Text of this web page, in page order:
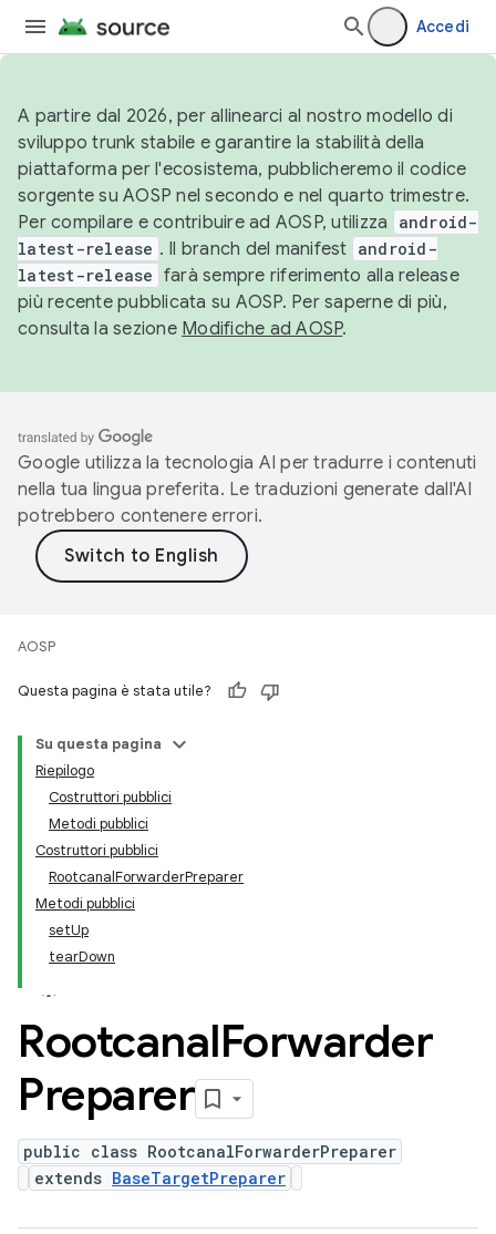
Accedi
A partire dal 2026, per allinearci al nostro modello di
sviluppo trunk stabile e garantire la stabilità della
piattaforma per l'ecosistema, pubblicheremo il codice
sorgente su AOSP nel secondo e nel quarto trimestre.
Per compilare e contribuire ad AOSP, utilizza
android-
latest-release . Il branch del manifest android-
latest-release farà sempre riferimento alla release
più recente pubblicata su AOSP. Per saperne di più,
consulta la sezione Modifiche ad AOSP.
Google utilizza la tecnologia AI per tradurre i contenuti
nella tua lingua preferita. Le traduzioni generate dall'AI
potrebbero contenere errori.
AOSP
Questa pagina è stata utile?
Su questa pagina
Riepilogo
Costruttori pubblici
Metodi pubblici
Costruttori pubblici
RootcanalForwarderPreparer
Metodi pubblici
setUp
tearDown
RootcanalForwarder
Preparer
public class RootcanalForwarderPreparer
extends BaseTargetPreparer